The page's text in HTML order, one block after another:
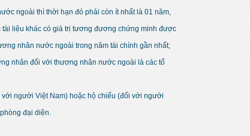
ngoài thì thời hạn đó phải còn ít nhất là 01 năm,
tài liệu khác có giá trị tương đương chứng minh được
nhân nước ngoài trong năm tài chính gần nhất;
nhân đối với thương nhân nước ngoài là các tổ
người Việt Nam) hoặc hộ chiếu (đối với người
đại diện.